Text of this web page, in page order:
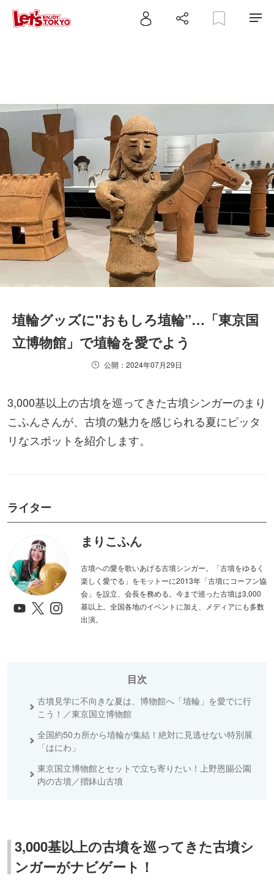
埴輪グッズに"おもしろ埴輪”…「東京国
立博物館」で埴輪を愛でよう
公開：2024年07月29日
3,000基以上の古墳を巡ってきた古墳シンガーのまり
こふんさんが、古墳の魅力を感じられる夏にピッタ
リなスポットを紹介します。
ライター
まりこふん
古墳への愛を歌いあげる古墳シンガー。「古墳をゆるく
楽しく愛でる」をモットーに2013年「古墳にコーフン協
会」を設立、会長を務める。今まで巡った古墳は3,000
基以上。全国各地のイベントに加え、メディアにも多数
出演。
目次
古墳見学に不向きな夏は、博物館へ「埴輪」を愛でに行
こう！／東京国立博物館
全国約50カ所から埴輪が集結！絶対に見逃せない特別展
「はにわ」
東京国立博物館とセットで立ち寄りたい！上野恩賜公園
内の古墳／摺鉢山古墳
3,000基以上の古墳を巡ってきた古墳シ
ンガーがナビゲート！